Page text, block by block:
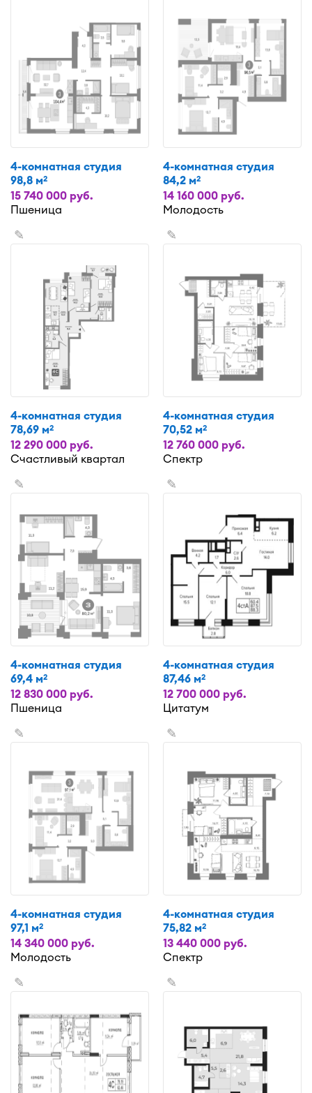
4-комнатная студия
98,8 м2
15 740 000 руб.
Пшеница
4-комнатная студия
84,2 м2
14 160 000 руб.
Молодость
✎
4-комнатная студия
78,69 м2
12 290 000 руб.
Счастливый квартал
✎
4-комнатная студия
70,52 м2
12 760 000 руб.
Спектр
✎
4-комнатная студия
69,4 м2
12 830 000 руб.
Пшеница
✎
4-комнатная студия
87,46 м2
12 700 000 руб.
Цитатум
✎
4-комнатная студия
97,1 м2
14 340 000 руб.
Молодость
✎
4-комнатная студия
75,82 м2
13 440 000 руб.
Спектр
✎ ✎